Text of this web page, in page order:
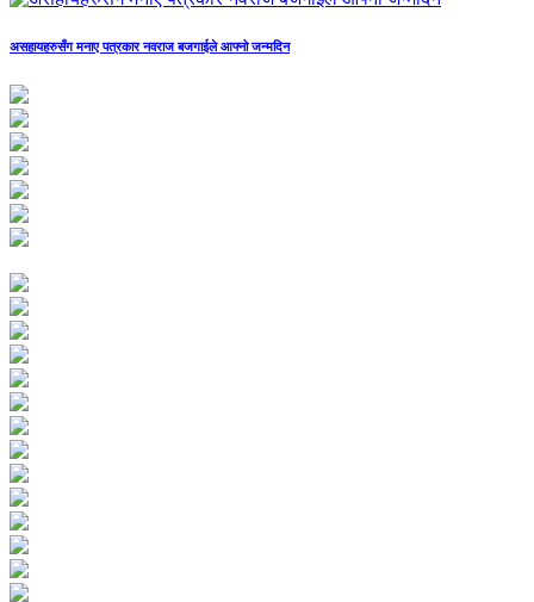
असहायहरुसँग मनाए पत्रकार नवराज बजगाईले आफ्नो जन्मदिन